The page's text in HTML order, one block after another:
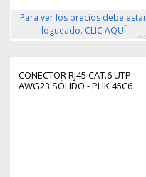
Para ver los precios debe estar
logueado. CLIC AQUÍ
CONECTOR RJ45 CAT.6 UTP
AWG23 SÓLIDO - PHK 45C6